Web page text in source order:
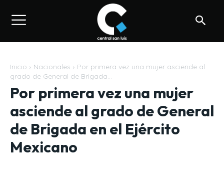
Inicio Nacionales
Por primera vez una mujer asciende al
grado de General de Brigada...
Por primera vez una mujer
asciende al grado de General
de Brigada en el Ejército
Mexicano